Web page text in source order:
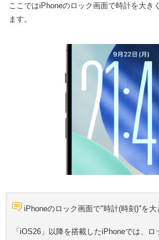
ここではiPhoneのロック画面で時計を大き
ます。
iPhoneのロック画面で"時計(時刻)"を大
「iOS26」以降を搭載したiPhoneでは、